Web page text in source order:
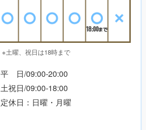
※土曜、祝日は18時まで
平 日/09:00-20:00
土祝日/09:00-18:00
定休日：日曜・月曜